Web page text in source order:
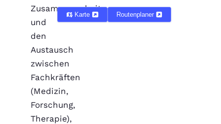
Zusammenarbeit
und
den
Austausch
zwischen
Fachkräften
(Medizin,
Forschung,
Therapie),
Karte Routenplaner